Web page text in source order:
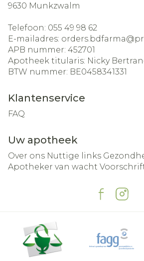
9630 Munkzwalm
Telefoon: 055 49 98 62
E-mailadres: orders.bdfarma@
APB nummer: 452701
Apotheek titularis: Nicky
BTW nummer: BE0458341331
Klantenservice
FAQ
Uw apotheek
Over ons Nuttige links
Apotheker van wacht